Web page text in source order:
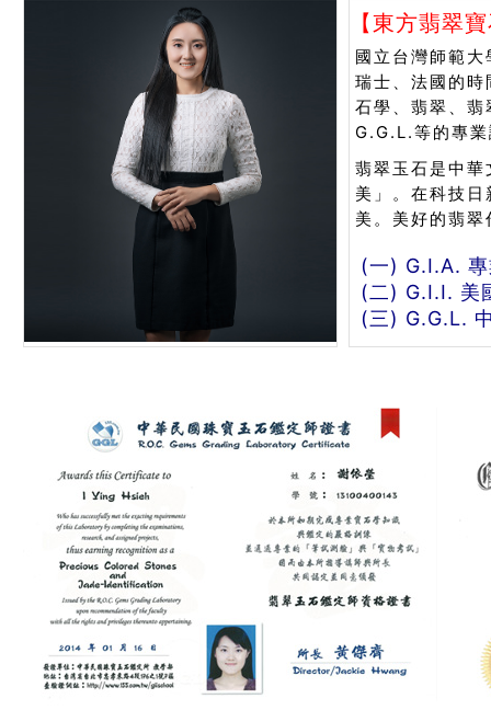
【東方翡翠
國立台灣師範
瑞士、法國的
石學、翡翠、
G.G.L.等的專
翡翠玉石是中
美」。在科技
美。美好的翡
(一) G.I.A.
(二) G.I.I. 美
(三) G.G.L.